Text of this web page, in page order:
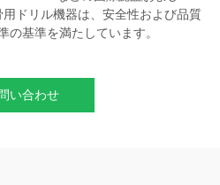
ドリル機器は、安全性および品質
の基準を満たしています。
い合わせ